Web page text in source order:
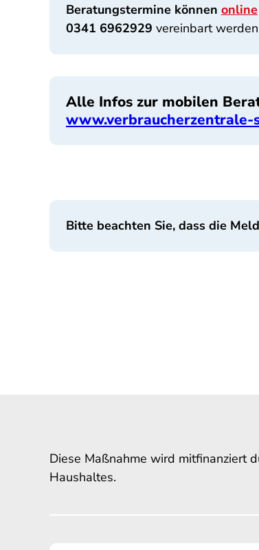
Beratungstermine können online
0341 6962929 vereinbart
Alle Infos zur mobilen
www.verbraucherzentrale-
Bitte beachten Sie, dass die
Diese Maßnahme wird mitfinanziert
Haushaltes.